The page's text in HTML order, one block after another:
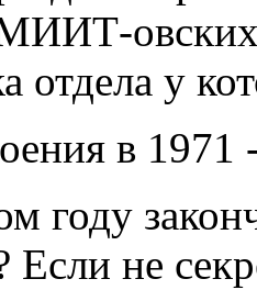
овских
отдела у
в
году
Если не